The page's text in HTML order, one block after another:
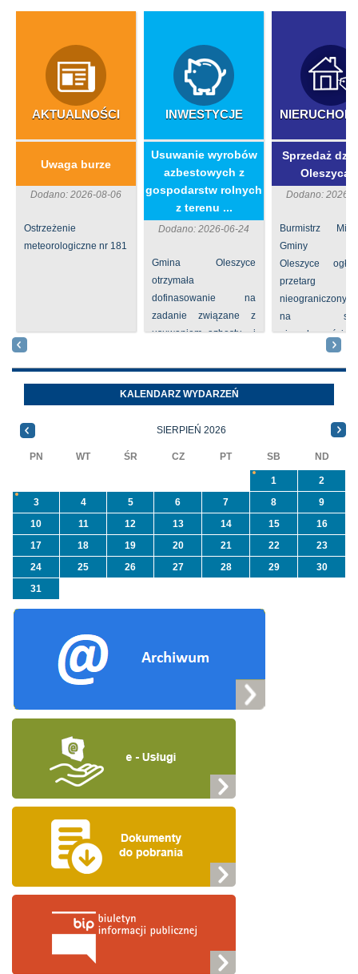
AKTUALNOŚCI
Uwaga burze
Dodano: 2026-08-06
Ostrzeżenie
meteorologiczne nr 181
INWESTYCJE
​Usuwanie wyrobów
azbestowych z
gospodarstw rolnych
z terenu ...
Dodano: 2026-06-24
Gmina Oleszyce
otrzymała
dofinasowanie na
zadanie związane z
usuwaniem azbestu i
azbest w ramach
programu
priorytetowego
NFOŚiGW pn.
Sprzedaż
Dodano: 2026-
Burmistrz
Gminy
Oleszyce
przetarg
nieograniczony
na
nieruchomości nr
Oleszycach
Orzeszkowej.
informacji ...
KALENDARZ WYDARZEŃ
SIERPIEŃ 2026
PN WT ŚR CZ PT SB ND
1
2
3
4 5 6 7 8
9
10
11 12 13 14 15
16
17
18 19 20 21 22
23
24
25 26 27 28 29
30
31